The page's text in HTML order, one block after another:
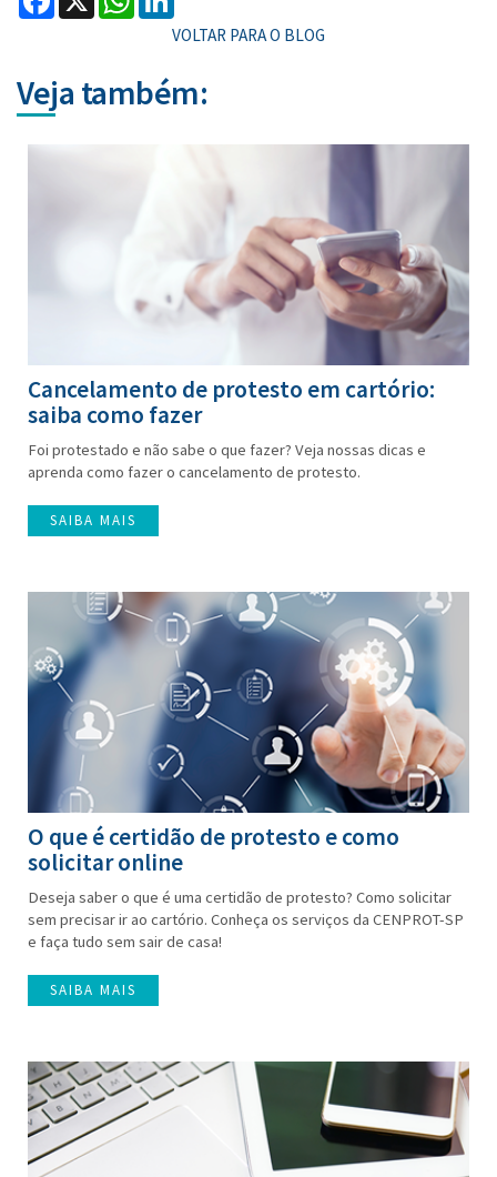
VOLTAR PARA O BLOG
Veja também:
Cancelamento de protesto em cartório:
saiba como fazer
Foi protestado e não sabe o que fazer? Veja nossas dicas e
aprenda como fazer o cancelamento de protesto.
SAIBA MAIS
O que é certidão de protesto e como
solicitar online
Deseja saber o que é uma certidão de protesto? Como solicitar
sem precisar ir ao cartório. Conheça os serviços da CENPROT-SP
e faça tudo sem sair de casa!
SAIBA MAIS